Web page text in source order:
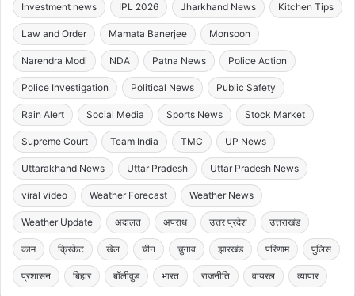
Investment news IPL 2026 Jharkhand News Kitchen Tips
Law and Order Mamata Banerjee Monsoon
Narendra Modi NDA Patna News Police Action
Police Investigation Political News Public Safety
Rain Alert Social Media Sports News Stock Market
Supreme Court Team India TMC UP News
Uttarakhand News Uttar Pradesh Uttar Pradesh News
viral video Weather Forecast Weather News
Weather Update अदालत अपराध उत्तर प्रदेश उत्तराखंड
काम क्रिकेट खेल चीन चुनाव झारखंड परिणाम पुलिस
प्रशासन बिहार बॉलीवुड भारत राजनीति वायरल व्यापार